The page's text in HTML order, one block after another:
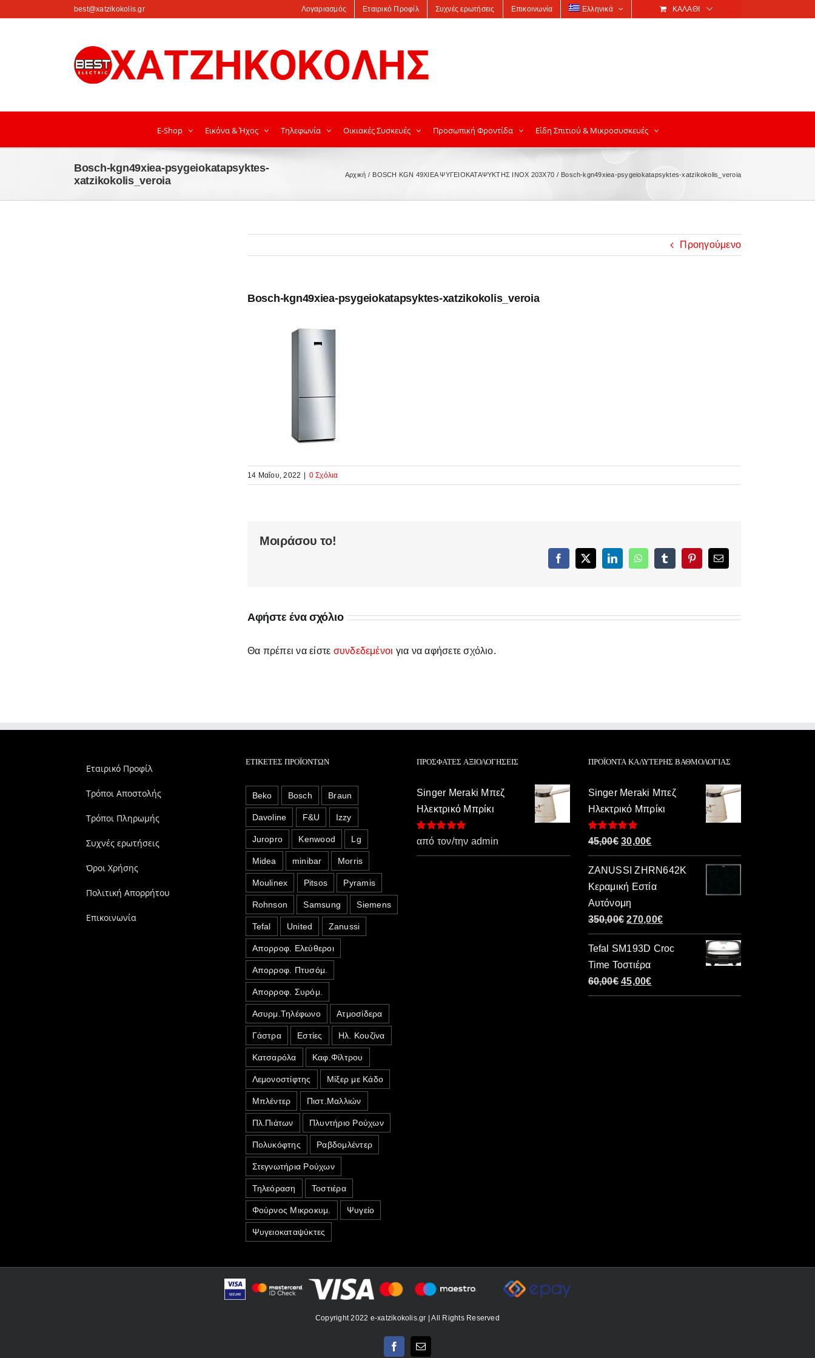
περιεχόμενο
best@xatzikokolis.gr Λογαριασμός Εταιρικό Προφίλ Συχνές ερωτήσεις Επικοινωνία Ελληνικά ΚΑΛΆΘΙ
E-Shop Εικόνα & Ήχος Τηλεφωνία Οικιακές Συσκευές Προσωπική Φροντίδα Είδη Σπιτιού & Μικροσυσκευές
Bosch-kgn49xiea-psygeiokatapsyktes-
xatzikokolis_veroia
Αρχική BOSCH KGN 49XIEA ΨΥΓΕΙΟΚΑΤΑΨΥΚΤΗΣ INOX 203Χ70 Bosch-kgn49xiea-psygeiokatapsyktes-xatzikokolis_veroia
Προηγούμενο
Bosch-kgn49xiea-psygeiokatapsyktes-xatzikokolis_veroia
14 Μαΐου, 2022 | 0 Σχόλια
Μοιράσου το!
Facebook
X LinkedInWhatsAppTumblrPinterestEmail
Αφήστε ένα σχόλιο
Θα πρέπει να είστε συνδεδεμένοι για να αφήσετε σχόλιο.
Εταιρικό Προφίλ
Τρόποι Αποστολής
Τρόποι Πληρωμής
Συχνές ερωτήσεις
Όροι Χρήσης
Πολιτική Απορρήτου
Επικοινωνία
ΕΤΙΚΈΤΕΣ ΠΡΟΪΌΝΤΩΝ
Beko Bosch Braun
Davoline F&U Izzy
Juropro Kenwood Lg
Midea minibar Morris
Moulinex Pitsos Pyramis
Rohnson Samsung Siemens
Tefal United Zanussi
Απορροφ. Ελεύθεροι
Απορροφ. Πτυσόμ.
Απορροφ. Συρόμ.
Ασυρμ.Τηλέφωνο Ατμοσίδερα
Γάστρα Εστίες Ηλ. Κουζίνα
Κατσαρόλα Καφ.Φίλτρου
Λεμονοστίφτης Μίξερ με Κάδο
Μπλέντερ Πιστ.Μαλλιών
Πλ.Πιάτων Πλυντήριο Ρούχων
Πολυκόφτης Ραβδομλέντερ
Στεγνωτήρια Ρούχων
Τηλεόραση Τοστιέρα
Φούρνος Μικροκυμ. Ψυγείο
Ψυγειοκαταψύκτες
ΠΡΌΣΦΑΤΕΣ ΑΞΙΟΛΟΓΉΣΕΙΣ
Singer Meraki Μπεζ
Ηλεκτρικό Μπρίκι
Βαθμολογήθηκε
από τον/την admin
ΠΡΟΪΌΝΤΑ ΚΑΛΎΤΕΡΗΣ ΒΑΘΜΟΛΟΓΊΑΣ
Singer Meraki Μπεζ
Ηλεκτρικό Μπρίκι
Βαθμολογήθηκε
45,00€ Original
price
was:
45,00€.
30,00€Η
τρέχουσα
τιμή
είναι:
ZANUSSI ZHRN642K
Κεραμική Εστία
Αυτόνομη
350,00€ Original
price
was:
350,00€.
270,00€Η
τρέχουσα
τιμή
Tefal SM193D Croc
Time Τοστιέρα
60,00€ Original
price
45,00€Η
τρέχουσα
Copyright 2022 e-xatzikokolis.gr | All Rights Reserved
FacebookEmail